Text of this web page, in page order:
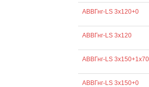
АВВГнг-LS 3х120+0
АВВГнг-LS 3х120
АВВГнг-LS 3х150+1х70
АВВГнг-LS 3х150+0